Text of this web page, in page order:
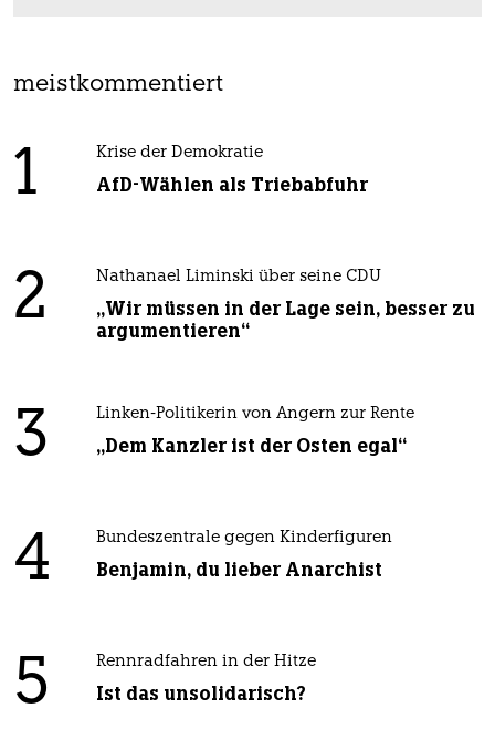
meistkommentiert
1 Krise der Demokratie
AfD-Wählen als Triebabfuhr
2 Nathanael Liminski über seine CDU
„Wir müssen in der Lage sein, besser zu
argumentieren“
3 Linken-Politikerin von Angern zur Rente
„Dem Kanzler ist der Osten egal“
4 Bundeszentrale gegen Kinderfiguren
Benjamin, du lieber Anarchist
5 Rennradfahren in der Hitze
Ist das unsolidarisch?